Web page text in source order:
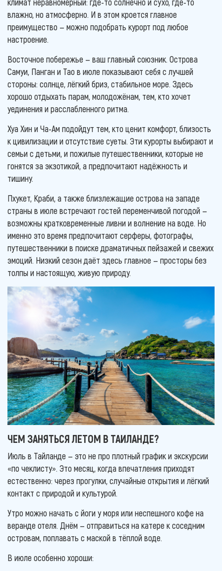
влажно, но атмосферно. И в этом кроется главное
преимущество — можно подобрать курорт под любое
настроение.
Восточное побережье — ваш главный союзник. Острова
Самуи, Панган и Тао в июле показывают себя с лучшей
стороны: солнце, лёгкий бриз, стабильное море. Здесь
хорошо отдыхать парам, молодожёнам, тем, кто хочет
уединения и расслабленного ритма.
Хуа Хин и Ча-Ам подойдут тем, кто ценит комфорт, близость
к цивилизации и отсутствие суеты. Эти курорты выбирают и
семьи с детьми, и пожилые путешественники, которые не
гонятся за экзотикой, а предпочитают надёжность и
тишину.
Пхукет, Краби, а также близлежащие острова на западе
страны в июле встречают гостей переменчивой погодой —
возможны кратковременные ливни и волнение на воде. Но
именно это время предпочитают серферы, фотографы,
путешественники в поиске драматичных пейзажей и свежих
эмоций. Низкий сезон даёт здесь главное — просторы без
толпы и настоящую, живую природу.
ЧЕМ ЗАНЯТЬСЯ ЛЕТОМ В ТАИЛАНДЕ?
Июль в Тайланде — это не про плотный график и экскурсии
«по чеклисту». Это месяц, когда впечатления приходят
естественно: через прогулки, случайные открытия и лёгкий
контакт с природой и культурой.
Утро можно начать с йоги у моря или неспешного кофе на
веранде отеля. Днём — отправиться на катере к соседним
островам, поплавать с маской в тёплой воде.
В июле особенно хороши: